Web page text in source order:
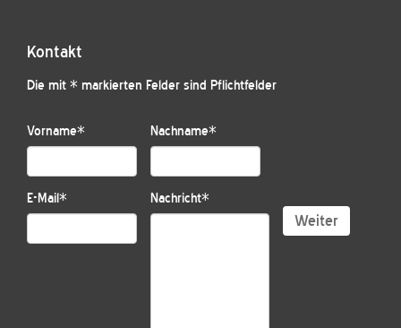
Kontakt
Die mit * markierten Felder sind Pflichtfelder
Vorname* Nachname*
E-Mail* Nachricht*
Weiter